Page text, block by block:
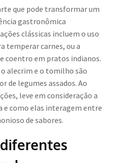
que pode transformar um
gastronômica
clássicas incluem o uso
temperar carnes, ou a
coentro em pratos indianos.
alecrim e o tomilho são
de legumes assados. Ao
leve em consideração a
e como elas interagem entre
de sabores.